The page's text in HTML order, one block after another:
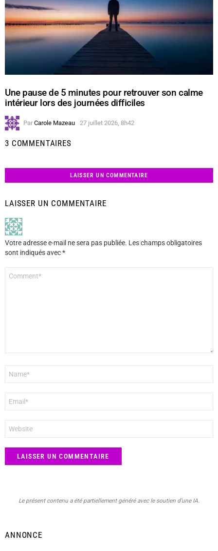
Une pause de 5 minutes pour retrouver son calme
intérieur lors des journées difficiles
Par Carole Mazeau 27 juillet 2026, 8h42
3 COMMENTAIRES
LAISSER UN COMMENTAIRE
LAISSER UN COMMENTAIRE
Votre adresse e-mail ne sera pas publiée. Les champs obligatoires
sont indiqués avec*
mail
*
web
Le présent contenu a été partiellement généré avec le soutien d’une IA.
ANNONCE